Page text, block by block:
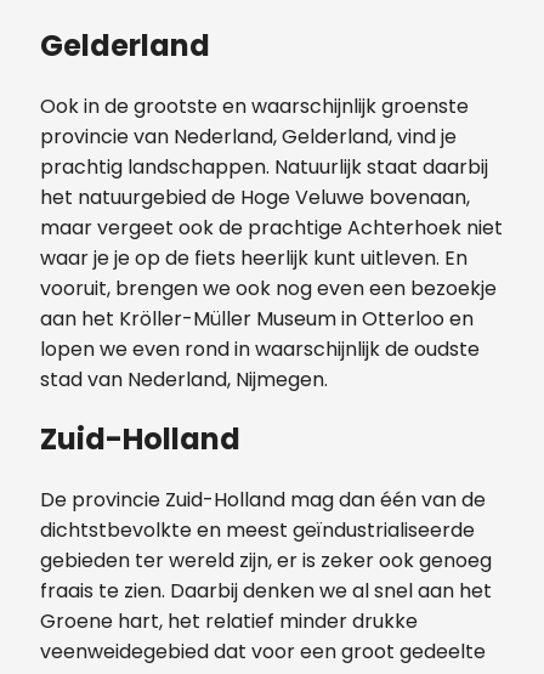
Gelderland
Ook in de grootste en waarschijnlijk groenste
provincie van Nederland, Gelderland, vind je
prachtig landschappen. Natuurlijk staat daarbij
het natuurgebied de Hoge Veluwe bovenaan,
maar vergeet ook de prachtige Achterhoek niet
waar je je op de fiets heerlijk kunt uitleven. En
vooruit, brengen we ook nog even een bezoekje
aan het Kröller-Müller Museum in Otterloo en
lopen we even rond in waarschijnlijk de oudste
stad van Nederland, Nijmegen.
Zuid-Holland
De provincie Zuid-Holland mag dan één van de
dichtstbevolkte en meest geïndustrialiseerde
gebieden ter wereld zijn, er is zeker ook genoeg
fraais te zien. Daarbij denken we al snel aan het
Groene hart, het relatief minder drukke
veenweidegebied dat voor een groot gedeelte